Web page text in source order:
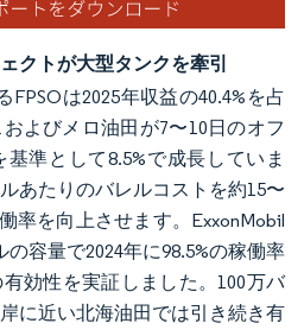
クトが大型タンクを牽引
は2025年収益の40.4%を占
よびメロ油田が7〜10日のオフ
準として8.5%で成長していま
あたりのバレルコストを約15〜
率を向上させます。ExxonMobil
の容量で2024年に98.5%の稼働率
効性を実証しました。100万バ
に近い北海油田では引き続き有